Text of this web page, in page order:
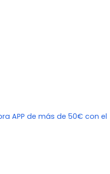
APP de más de 50€ con el